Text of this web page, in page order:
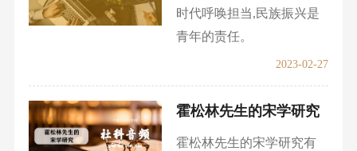
时代呼唤担当,民族振兴是
青年的责任。
2023-02-27
霍松林先生的宋学研究
霍松林先生的宋学研究有